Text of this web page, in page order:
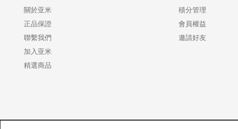
關於亚米
正品保證
聯繫我們
加入亚米
精選商品
積分管理
會員權益
邀請好友